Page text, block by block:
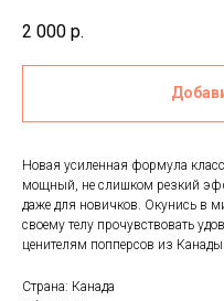
2 000 р.
Новая усиленная формула
мощный, не слишком резкий
даже для новичков. Окунись в
своему телу прочувствовать
ценителям попперсов из Канады.
Страна: Канада